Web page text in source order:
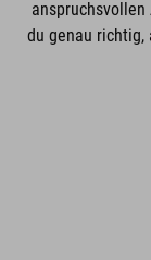
du genau richtig,